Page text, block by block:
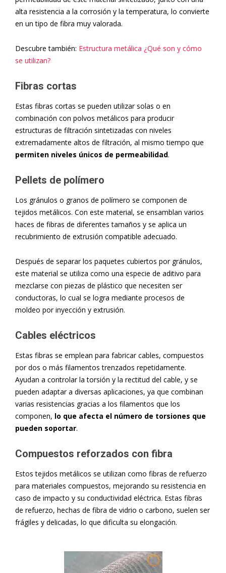
alta resistencia a la corrosión y la temperatura, lo convierte
en un tipo de fibra muy valorada.
Descubre también: Estructura metálica ¿Qué son y cómo
se utilizan?
Fibras cortas
Estas fibras cortas se pueden utilizar solas o en
combinación con polvos metálicos para producir
estructuras de filtración sintetizadas con niveles
extremadamente altos de filtración, al mismo tiempo que
permiten niveles únicos de permeabilidad.
Pellets de polímero
Los gránulos o granos de polímero se componen de
tejidos metálicos. Con este material, se ensamblan varios
haces de fibras de diferentes tamaños y se aplica un
recubrimiento de extrusión compatible adecuado.
Después de separar los paquetes cubiertos por gránulos,
este material se utiliza como una especie de aditivo para
mezclarse con piezas de plástico que necesiten ser
conductoras, lo cual se logra mediante procesos de
moldeo por inyección y extrusión.
Cables eléctricos
Estas fibras se emplean para fabricar cables, compuestos
por dos o más filamentos trenzados repetidamente.
Ayudan a controlar la torsión y la rectitud del cable, y se
pueden adaptar a diversas aplicaciones, ya que combinan
varias resistencias gracias a los filamentos que los
componen, lo que afecta el número de torsiones que
pueden soportar.
Compuestos reforzados con fibra
Estos tejidos metálicos se utilizan como fibras de refuerzo
para materiales compuestos, mejorando su resistencia en
caso de impacto y su conductividad eléctrica. Estas fibras
de refuerzo, hechas de fibra de vidrio o carbono, suelen ser
frágiles y delicadas, lo que dificulta su elongación.